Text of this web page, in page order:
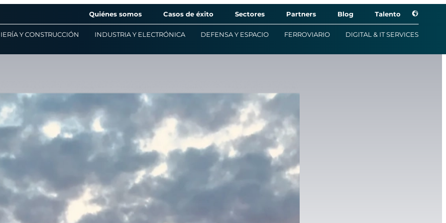
Quiénes somos Casos de éxito Sectores Partners Blog Talento
Y CONSTRUCCIÓN INDUSTRIA Y ELECTRÓNICA DEFENSA Y ESPACIO FERROVIARIO DIGITAL & IT SERVICES